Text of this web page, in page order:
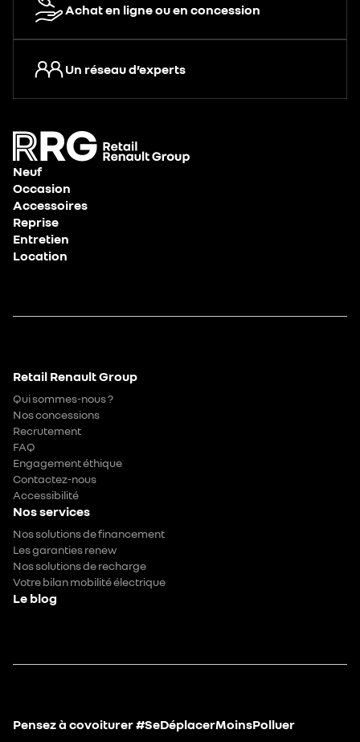
Achat en ligne ou en concession
Un réseau d’experts
Neuf
Occasion
Accessoires
Reprise
Entretien
Location
Retail Renault Group
Qui sommes-nous ?
Nos concessions
Recrutement
FAQ
Engagement éthique
Contactez-nous
Accessibilité
Nos services
Nos solutions de financement
Les garanties renew
Nos solutions de recharge
Votre bilan mobilité électrique
Le blog
Pensez à covoiturer #SeDéplacerMoinsPolluer